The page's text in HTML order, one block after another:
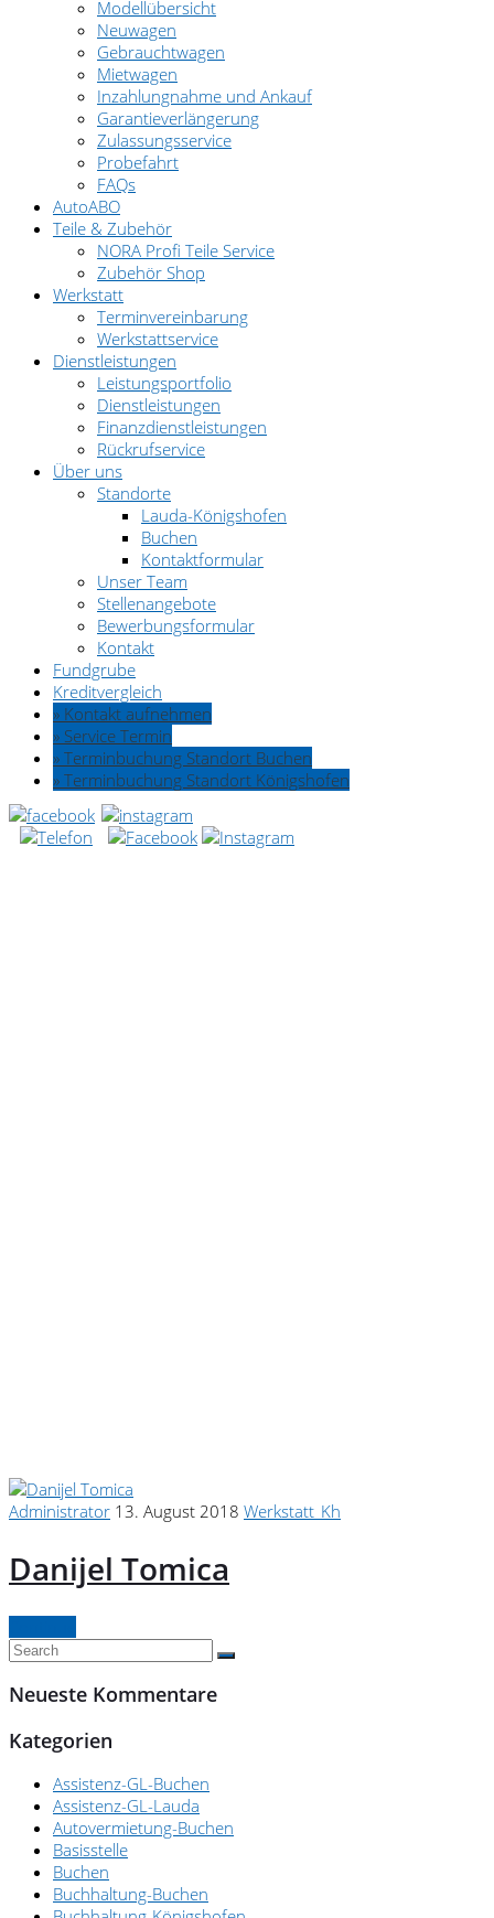
Modellübersicht
Neuwagen
Gebrauchtwagen
Mietwagen
Inzahlungnahme und Ankauf
Garantieverlängerung
Zulassungsservice
Probefahrt
FAQs
AutoABO
Teile & Zubehör
NORA Profi Teile Service
Zubehör Shop
Werkstatt
Terminvereinbarung
Werkstattservice
Dienstleistungen
Leistungsportfolio
Dienstleistungen
Finanzdienstleistungen
Rückrufservice
Über uns
Standorte
Lauda-Königshofen
Buchen
Kontaktformular
Unser Team
Stellenangebote
Bewerbungsformular
Kontakt
Fundgrube
Kreditvergleich
» Kontakt aufnehmen
» Service Termin
» Terminbuchung Standort Buchen
» Terminbuchung Standort Königshofen
Administrator 13. August 2018 Werkstatt_Kh
Danijel Tomica
Neueste Kommentare
Kategorien
Assistenz-GL-Buchen
Assistenz-GL-Lauda
Autovermietung-Buchen
Basisstelle
Buchen
Buchhaltung-Buchen